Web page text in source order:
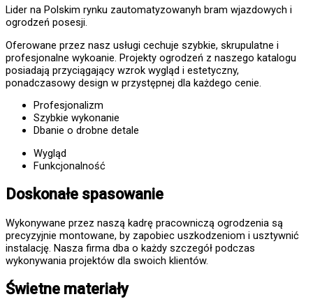
Lider na Polskim rynku zautomatyzowanyh bram wjazdowych i
ogrodzeń posesji.
Oferowane przez nasz usługi cechuje szybkie, skrupulatne i
profesjonalne wykoanie. Projekty ogrodzeń z naszego katalogu
posiadają przyciągający wzrok wygląd i estetyczny,
ponadczasowy design w przystępnej dla każdego cenie.
Profesjonalizm
Szybkie wykonanie
Dbanie o drobne detale
Wygląd
Funkcjonalność
Doskonałe spasowanie
Wykonywane przez naszą kadrę pracowniczą ogrodzenia są
precyzyjnie montowane, by zapobiec uszkodzeniom i usztywnić
instalację. Nasza firma dba o każdy szczegół podczas
wykonywania projektów dla swoich klientów.
Świetne materiały